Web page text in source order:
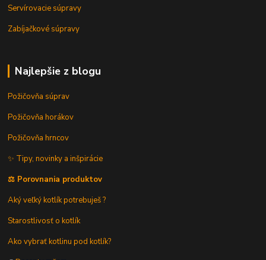
Servírovacie súpravy
Zabíjačkové súpravy
Najlepšie z blogu
Požičovňa súprav
Požičovňa horákov
Požičovňa hrncov
✨ Tipy, novinky a inšpirácie
⚖️ Porovnania produktov
Aký veľký kotlík potrebuješ ?
Starostlivosť o kotlík
Ako vybrať kotlinu pod kotlík?